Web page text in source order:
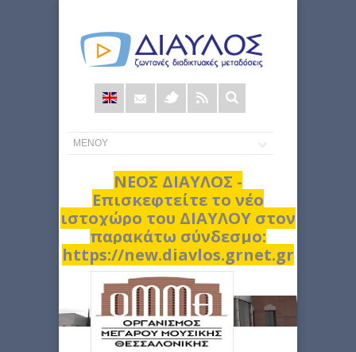
Φόρμα
αναζήτησης
ΝΕΟΣ ΔΙΑΥΛΟΣ -
Επισκεφτείτε το νέο
ιστοχώρο του ΔΙΑΥΛΟΥ στον
παρακάτω σύνδεσμο:
https://new.diavlos.grnet.gr